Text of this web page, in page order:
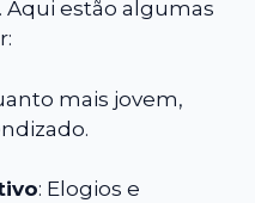
estão algumas
mais jovem,
: Elogios e